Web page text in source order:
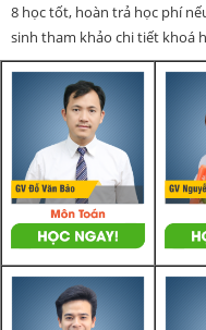
8 học tốt, hoàn trả học phí
sinh tham khảo chi tiết khoá